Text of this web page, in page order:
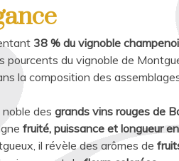
38 % du vignoble
pourcents du vignoble de
la composition des
des grands vins rouges de
fruité, puissance et longueur
il révèle des arômes de